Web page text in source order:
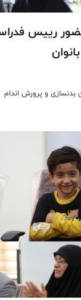
رییس
و پرورش اندام